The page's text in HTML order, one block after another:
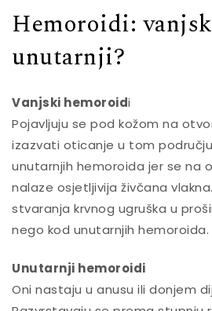
Hemoroidi:
unutarnji?
Vanjski hemoroidi
Pojavljuju se pod kožom na
izazvati oticanje u tom
unutarnjih hemoroida jer se na
nalaze osjetljivija živčana
stvaranja krvnog ugruška u
nego kod unutarnjih hemoroida.
Unutarnji hemoroidi
Oni nastaju u anusu ili donjem